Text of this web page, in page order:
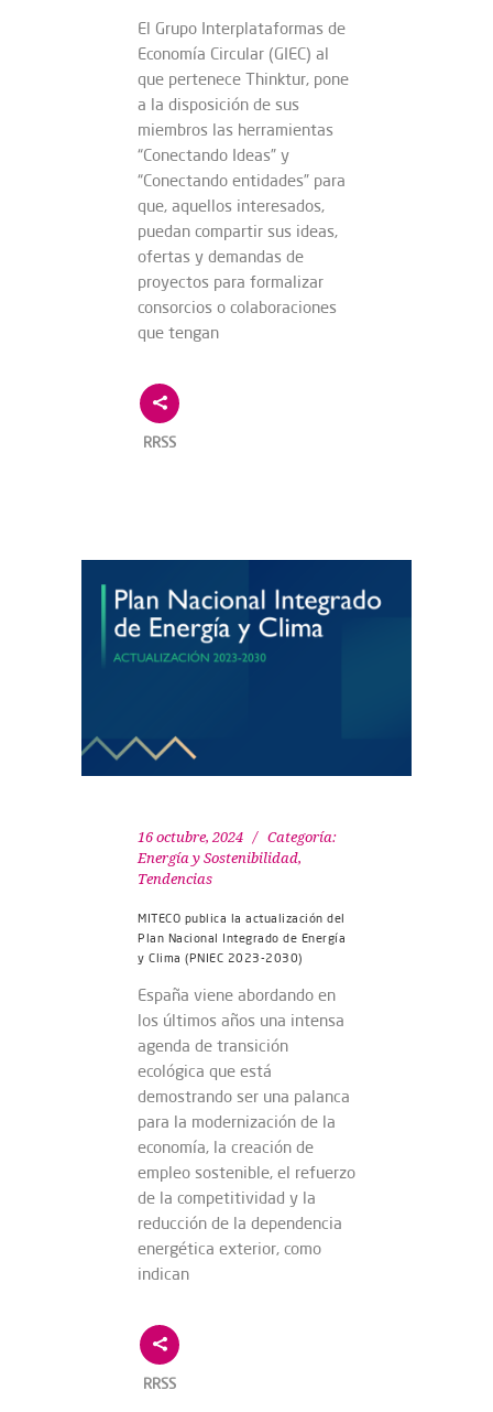
El Grupo Interplataformas de
Economía Circular (GIEC) al
que pertenece Thinktur, pone
a la disposición de sus
miembros las herramientas
“Conectando Ideas” y
“Conectando entidades” para
que, aquellos interesados,
puedan compartir sus ideas,
ofertas y demandas de
proyectos para formalizar
consorcios o colaboraciones
que tengan
RRSS
16 octubre, 2024
Categoría:
Energía y Sostenibilidad,
Tendencias
MITECO publica la actualización del
Plan Nacional Integrado de Energía
y Clima (PNIEC 2023-2030)
España viene abordando en
los últimos años una intensa
agenda de transición
ecológica que está
demostrando ser una palanca
para la modernización de la
economía, la creación de
empleo sostenible, el refuerzo
de la competitividad y la
reducción de la dependencia
energética exterior, como
indican
RRSS